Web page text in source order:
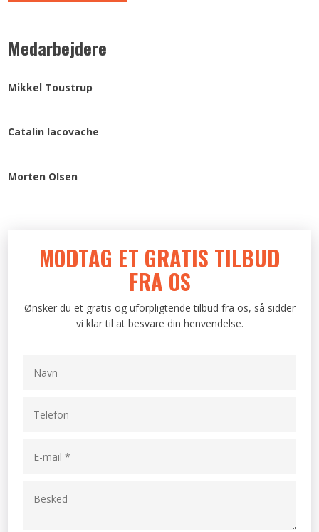
Medarbejdere
Mikkel Toustrup
Catalin Iacovache
Morten Olsen
MODTAG ET GRATIS TILBUD​
FRA OS
Ønsker du et gratis og uforpligtende tilbud fra os, så sidder
vi klar til at besvare din henvendelse.